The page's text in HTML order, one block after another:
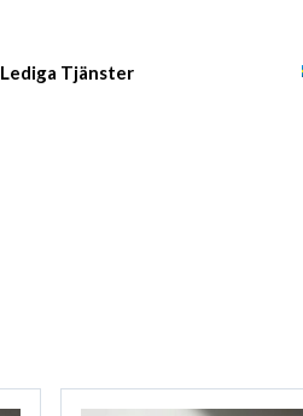
Lediga Tjänster